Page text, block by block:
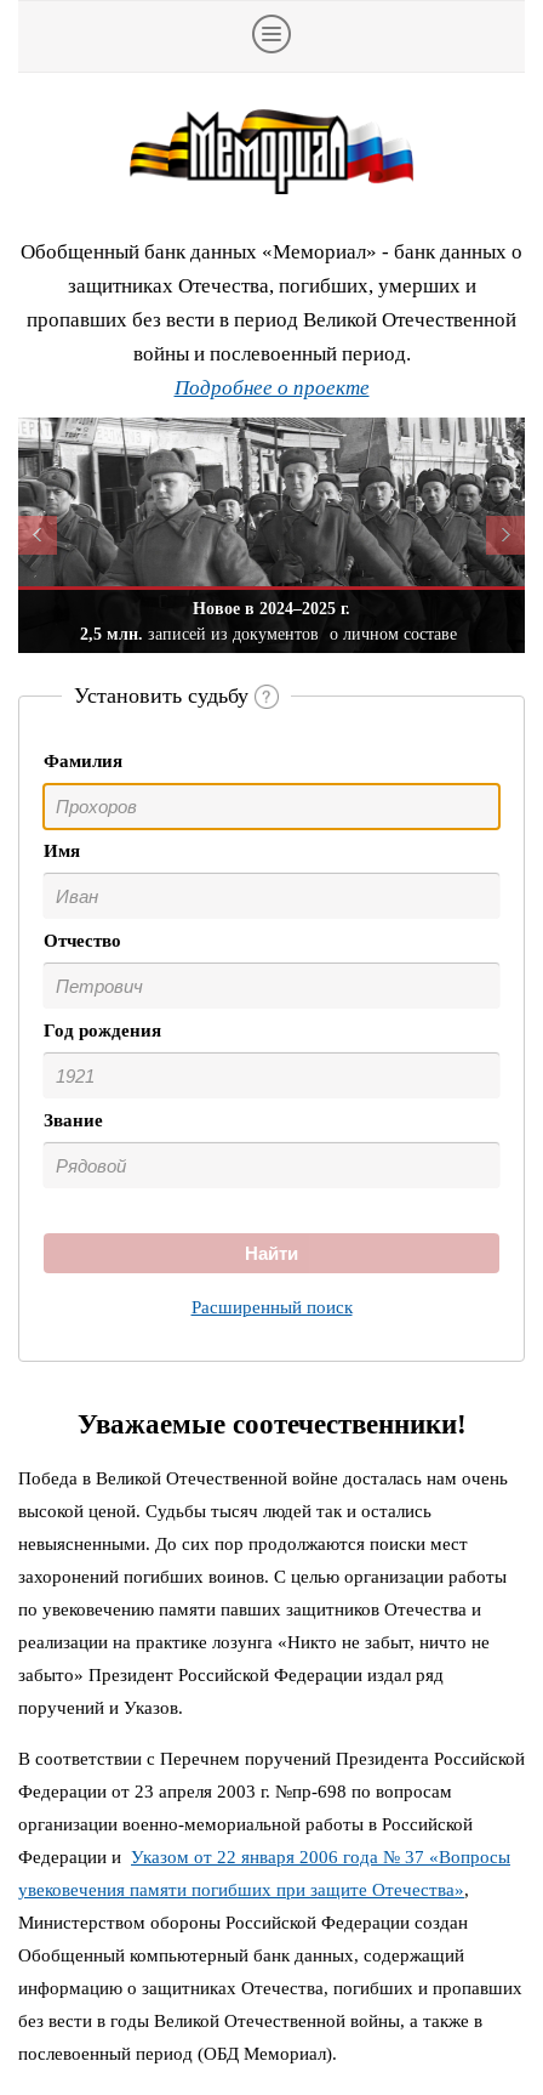
Обобщенный банк данных «Мемориал» - банк данных о
защитниках Отечества, погибших, умерших и
пропавших без вести в период Великой Отечественной
войны и послевоенный период.
Подробнее о проекте
Новое в 2024–2025 г.
2,5 млн. записей из документов о личном составе
Установить судьбу
Фамилия
Имя
Отчество
Год рождения
Звание
Найти
Расширенный поиск
Уважаемые соотечественники!
Победа в Великой Отечественной войне досталась нам очень
высокой ценой. Судьбы тысяч людей так и остались
невыясненными. До сих пор продолжаются поиски мест
захоронений погибших воинов. С целью организации работы
по увековечению памяти павших защитников Отечества и
реализации на практике лозунга «Никто не забыт, ничто не
забыто» Президент Российской Федерации издал ряд
поручений и Указов.
В соответствии с Перечнем поручений Президента Российской
Федерации от 23 апреля 2003 г. №пр-698 по вопросам
организации военно-мемориальной работы в Российской
Федерации и Указом от 22 января 2006 года № 37 «Вопросы
увековечения памяти погибших при защите Отечества»,
Министерством обороны Российской Федерации создан
Обобщенный компьютерный банк данных, содержащий
информацию о защитниках Отечества, погибших и пропавших
без вести в годы Великой Отечественной войны, а также в
послевоенный период (ОБД Мемориал).